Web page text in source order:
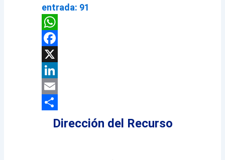
entrada: 91
WhatsApp
Facebook
X
LinkedIn
Email
Compartir
Dirección del Recurso